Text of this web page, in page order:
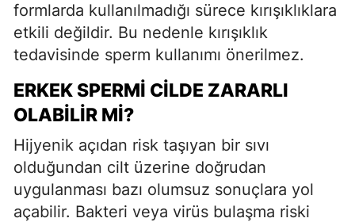
formlarda kullanılmadığı sürece kırışıklıklara
etkili değildir. Bu nedenle kırışıklık
tedavisinde sperm kullanımı önerilmez.
ERKEK SPERMI CILDE ZARARLI
OLABILIR MI?
Hijyenik açıdan risk taşıyan bir sıvı
olduğundan cilt üzerine doğrudan
uygulanması bazı olumsuz sonuçlara yol
açabilir. Bakteri veya virüs bulaşma riski